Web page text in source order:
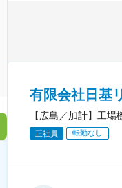
有限会社日基
【広島／加計】工
正社員 転勤なし